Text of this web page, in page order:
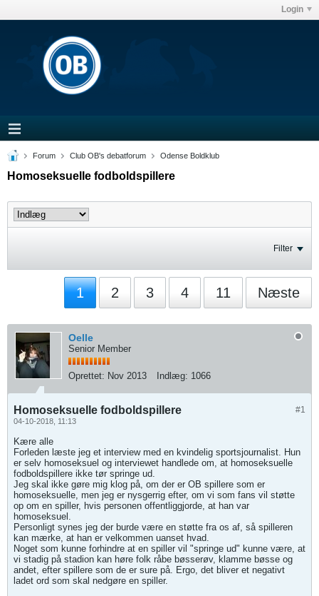
Login
Forum Club OB's debatforum Odense Boldklub
Homoseksuelle fodboldspillere
Filter
1 2 3 4 11 Næste
Oelle
Senior Member
Oprettet: Nov 2013 Indlæg: 1066
#1
Homoseksuelle fodboldspillere
04-10-2018, 11:13
Kære alle
Forleden læste jeg et interview med en kvindelig sportsjournalist. Hun
er selv homoseksuel og interviewet handlede om, at homoseksuelle
fodboldspillere ikke tør springe ud.
Jeg skal ikke gøre mig klog på, om der er OB spillere som er
homoseksuelle, men jeg er nysgerrig efter, om vi som fans vil støtte
op om en spiller, hvis personen offentliggjorde, at han var
homoseksuel.
Personligt synes jeg der burde være en støtte fra os af, så spilleren
kan mærke, at han er velkommen uanset hvad.
Noget som kunne forhindre at en spiller vil "springe ud" kunne være, at
vi stadig på stadion kan høre folk råbe bøsserøv, klamme bøsse og
andet, efter spillere som de er sure på. Ergo, det bliver et negativt
ladet ord som skal nedgøre en spiller.